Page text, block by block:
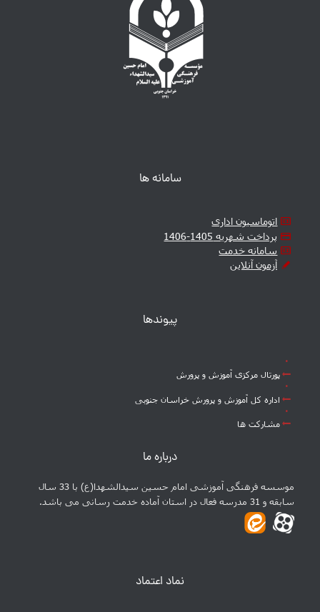
سامانه ها
اتوماسیون اداری
پرداخت شهریه 1405-1406
سامانه خدمت
آزمون آنلاین
پیوندها
پورتال مرکزی آموزش و پرورش
اداره کل آموزش و پرورش خراسان جنوبی
مشارکت ها
درباره ما
موسسه فرهنگی آموزشی امام حسین سیدالشهدا(ع) با 33 سال
سابقه و 31 مدرسه فعال در استان آماده خدمت رسانی می باشد.
نماد اعتماد